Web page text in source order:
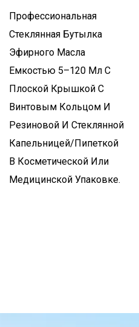
Профессиональная
Стеклянная Бутылка
Эфирного Масла
Емкостью 5–120 Мл С
Плоской Крышкой С
Винтовым Кольцом И
Резиновой И Стеклянной
Капельницей/пипеткой
В ​​косметической Или
Медицинской Упаковке.